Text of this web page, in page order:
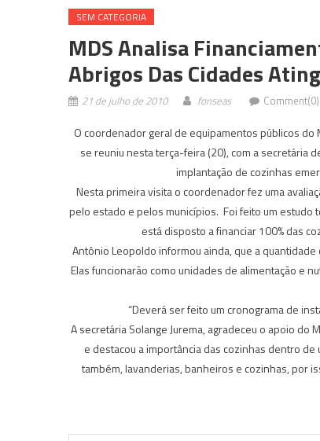
SEM CATEGORIA
MDS Analisa
Abrigos Das Cidades
21 de julho de 2010 fonseas Comment(0)
O coordenador geral de equipamentos públicos do
se reuniu nesta terça-feira (20), com a secretária
implantação de cozinhas
Nesta primeira visita o coordenador fez uma
pelo estado e pelos municípios. Foi feito um estudo
está disposto a financiar 100% das
Antônio Leopoldo informou ainda, que a
Elas funcionarão como unidades de alimentação e
“Deverá ser feito um cronograma de
A secretária Solange Jurema, agradeceu o apoio
e destacou a importância das cozinhas dentro
também, lavanderias, banheiros e cozinhas, por